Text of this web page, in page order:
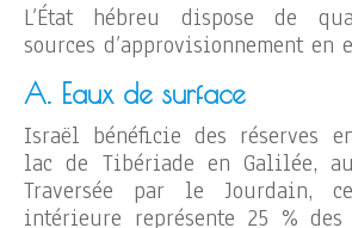
L’État hébreu dispose de
sources d’approvisionnement en
A. Eaux de surface
Israël bénéficie des réserves
lac de Tibériade en Galilée,
Traversée par le Jourdain,
intérieure représente 25 %